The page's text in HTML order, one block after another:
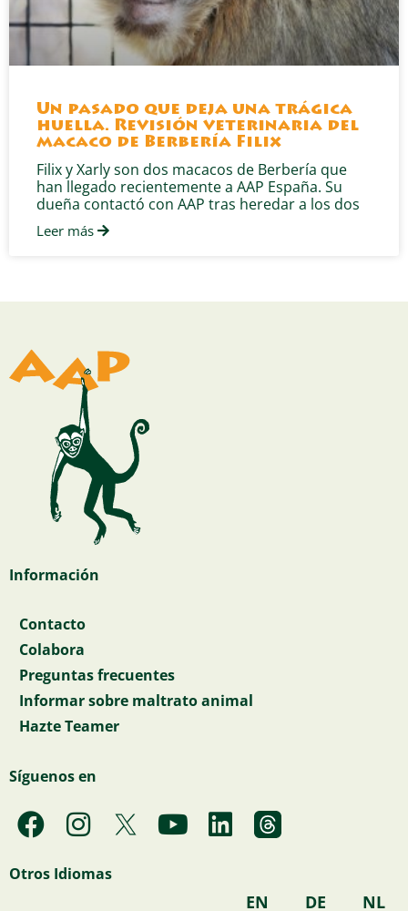
Un pasado que deja una trágica
huella. Revisión veterinaria del
macaco de Berbería Filix
Filix y Xarly son dos macacos de Berbería que
han llegado recientemente a AAP España. Su
dueña contactó con AAP tras heredar a los dos
Leer más
Información
Contacto
Colabora
Preguntas frecuentes
Informar sobre maltrato animal
Hazte Teamer
Síguenos en
F
a
c
I
n
s
Y
o
L
i
Otros Idiomas
EN DE NL